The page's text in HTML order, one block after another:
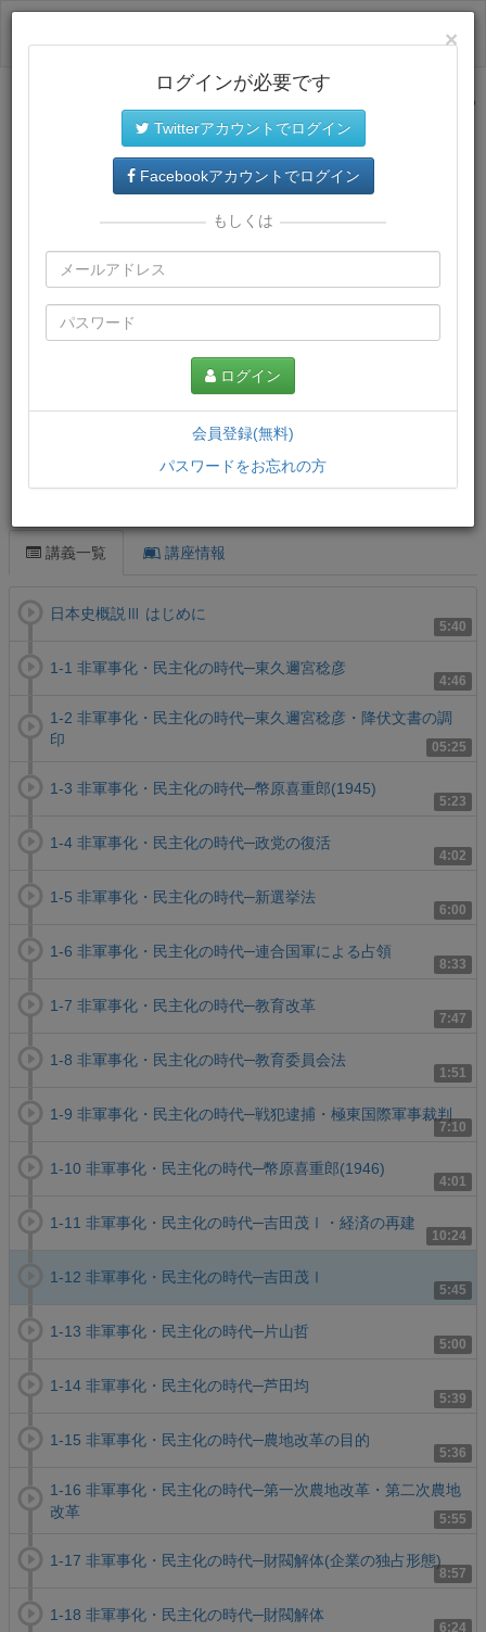
サイトトップに戻る
プレミアム会員では、教材がダウンロードでき、快適な動画
再生環境が提供されます。
講義一覧 講座情報
5:40
日本史概説Ⅲ はじめに
4:46
1-1 非軍事化・民主化の時代─東久邇宮稔彦
05:25
1-2 非軍事化・民主化の時代─東久邇宮稔彦・降伏文書の調
印
5:23
1-3 非軍事化・民主化の時代─幣原喜重郎(1945)
4:02
1-4 非軍事化・民主化の時代─政党の復活
6:00
1-5 非軍事化・民主化の時代─新選挙法
8:33
1-6 非軍事化・民主化の時代─連合国軍による占領
7:47
1-7 非軍事化・民主化の時代─教育改革
1:51
1-8 非軍事化・民主化の時代─教育委員会法
7:10
1-9 非軍事化・民主化の時代─戦犯逮捕・極東国際軍事裁判
4:01
1-10 非軍事化・民主化の時代─幣原喜重郎(1946)
10:24
1-11 非軍事化・民主化の時代─吉田茂Ⅰ・経済の再建
5:45
1-12 非軍事化・民主化の時代─吉田茂Ⅰ
5:00
1-13 非軍事化・民主化の時代─片山哲
5:39
1-14 非軍事化・民主化の時代─芦田均
5:36
1-15 非軍事化・民主化の時代─農地改革の目的
5:55
1-16 非軍事化・民主化の時代─第一次農地改革・第二次農地
改革
8:57
1-17 非軍事化・民主化の時代─財閥解体(企業の独占形態)
6:24
1-18 非軍事化・民主化の時代─財閥解体
×
ログインが必要です
Twitterアカウントでログイン
Facebookアカウントでログイン
もしくは
ログイン
会員登録(無料)
パスワードをお忘れの方